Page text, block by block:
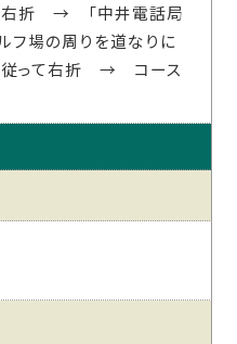
折 → 「中井電話局
場の周りを道なりに
って右折 → コース